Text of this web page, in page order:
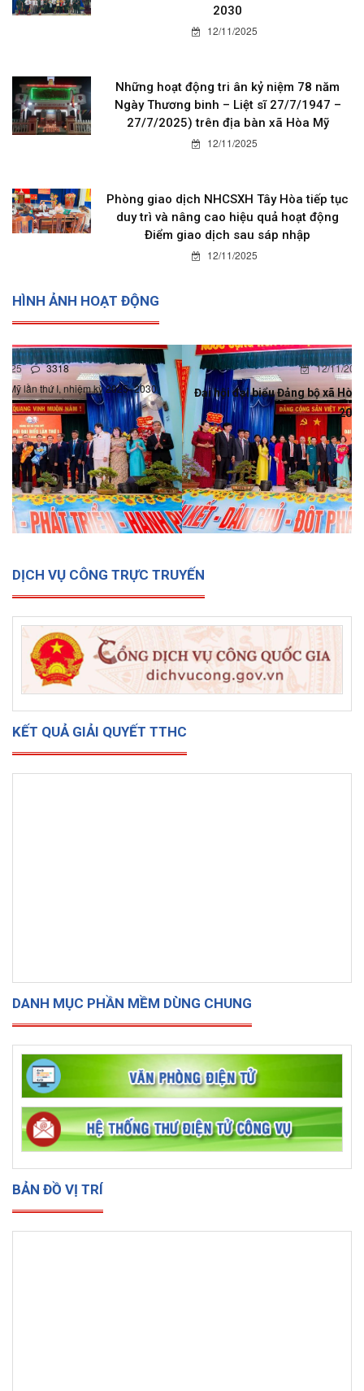
2030
12/11/2025
Những hoạt động tri ân kỷ niệm 78 năm
Ngày Thương binh – Liệt sĩ 27/7/1947 –
27/7/2025) trên địa bàn xã Hòa Mỹ
12/11/2025
Phòng giao dịch NHCSXH Tây Hòa tiếp tục
duy trì và nâng cao hiệu quả hoạt động
Điểm giao dịch sau sáp nhập
12/11/2025
HÌNH ẢNH HOẠT ĐỘNG
12/11/2025 0
Đại hội đại biểu Đảng bộ xã Hòa Mỹ lần thứ I, nhiệm kỳ 2025-
2030
DỊCH VỤ CÔNG TRỰC TRUYẾN
KẾT QUẢ GIẢI QUYẾT TTHC
DANH MỤC PHẦN MỀM DÙNG CHUNG
BẢN ĐỒ VỊ TRÍ